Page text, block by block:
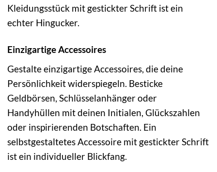
Kleidungsstück mit gestickter Schrift ist ein
echter Hingucker.
Einzigartige Accessoires
Gestalte einzigartige Accessoires, die deine
Persönlichkeit widerspiegeln. Besticke
Geldbörsen, Schlüsselanhänger oder
Handyhüllen mit deinen Initialen, Glückszahlen
oder inspirierenden Botschaften. Ein
selbstgestaltetes Accessoire mit gestickter Schrift
ist ein individueller Blickfang.